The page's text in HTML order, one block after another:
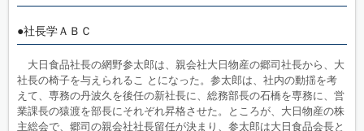
●社長学ＡＢＣ
大日食品社長の網野参太郎は、親会社大日物産の郷司社長から、大
社長の椅子を与えられるこ とになった。参太郎は、社内の動揺を考
えて、専務の丹波久を後任の新社長に、総務部長の石橋を専務に、営
業課長の猿渡を部長にそれぞれ昇格させた。ところが、大日物産の株
主総会で、郷司の親会社社長留任が決まり、参太郎は大日食品会長と